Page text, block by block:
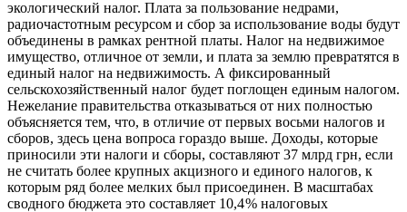
экологический налог. Плата за пользование недрами,
радиочастотным ресурсом и сбор за использование воды будут
объединены в рамках рентной платы. Налог на недвижимое
имущество, отличное от земли, и плата за землю превратятся в
единый налог на недвижимость. А фиксированный
сельскохозяйственный налог будет поглощен единым налогом.
Нежелание правительства отказываться от них полностью
объясняется тем, что, в отличие от первых восьми налогов и
сборов, здесь цена вопроса гораздо выше. Доходы, которые
приносили эти налоги и сборы, составляют 37 млрд грн, если
не считать более крупных акцизного и единого налогов, к
которым ряд более мелких был присоединен. В масштабах
сводного бюджета это составляет 10,4 % налоговых